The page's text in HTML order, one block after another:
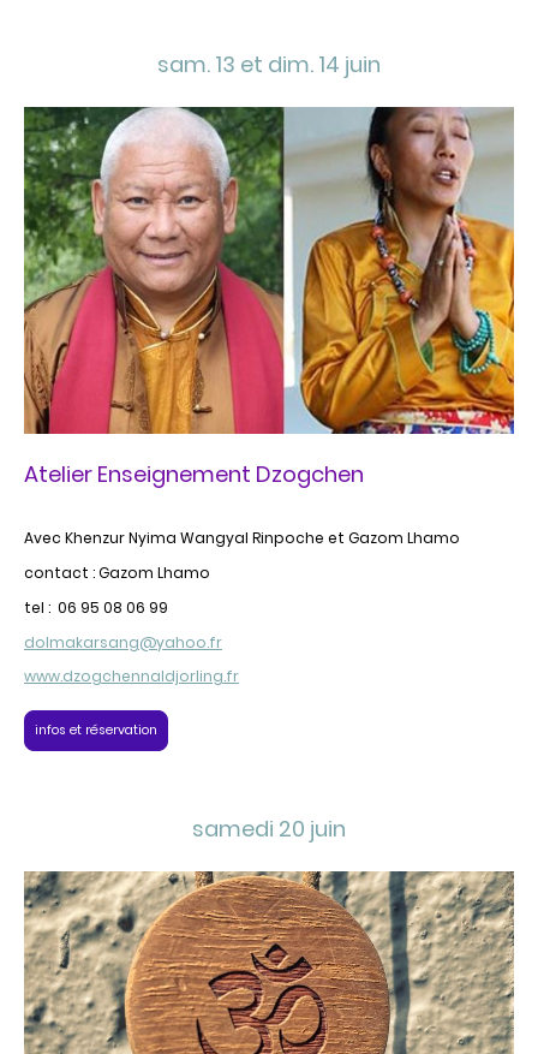
sam. 13 et dim. 14 juin
Atelier Enseignement Dzogchen
Avec Khenzur Nyima Wangyal Rinpoche et Gazom Lhamo
contact : Gazom Lhamo
tel : 06 95 08 06 99
dolmakarsang@yahoo.fr
www.dzogchennaldjorling.fr
infos et réservation
samedi 20 juin